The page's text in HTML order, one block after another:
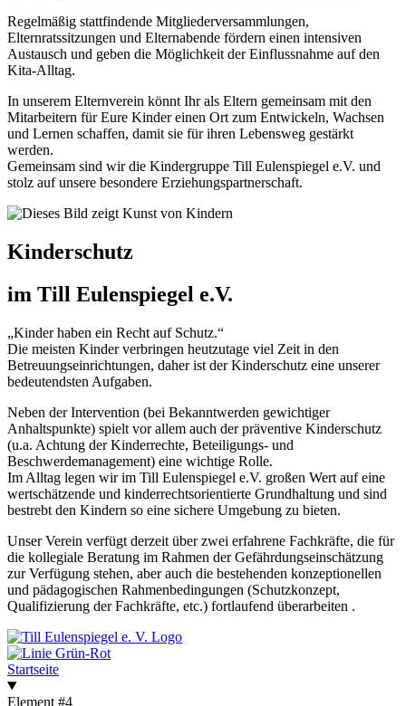
Regelmäßig stattfindende Mit­glied­er­ver­samm­lungen,
Elternratssitzungen und Elternabende fördern einen intensiven
Austausch und geben die Möglichkeit der Einflussnahme auf den
Kita-Alltag.
In unserem Elternverein könnt Ihr als Eltern gemeinsam mit den
Mitarbeitern für Eure Kinder einen Ort zum Entwickeln, Wachsen
und Lernen schaffen, damit sie für ihren Lebensweg gestärkt
werden.
Gemeinsam sind wir die Kindergruppe Till Eulenspiegel e.V. und
stolz auf unsere besondere Erziehungspartnerschaft.
Kinderschutz
im Till Eulenspiegel e.V.
„Kinder haben ein Recht auf Schutz.“
Die meisten Kinder verbringen heutzutage viel Zeit in den
Betreuungseinrichtungen, daher ist der Kinderschutz eine unserer
bedeutendsten Aufgaben.
Neben der Intervention (bei Bekanntwerden gewichtiger
Anhaltspunkte) spielt vor allem auch der präventive Kinderschutz
(u.a. Achtung der Kinderrechte, Beteiligungs- und
Beschwerdemanagement) eine wichtige Rolle.
Im Alltag legen wir im Till Eulenspiegel e.V. großen Wert auf eine
wertschätzende und kinderrechtsorientierte Grundhaltung und sind
bestrebt den Kindern so eine sichere Umgebung zu bieten.
Unser Verein verfügt derzeit über zwei erfahrene Fachkräfte, die für
die kollegiale Beratung im Rahmen der Gefähr­dungs­ein­schätzung
zur Verfügung stehen, aber auch die bestehenden konzeptionellen
und pädagogischen Rahmen­bedingungen (Schutzkonzept,
Qualifizierung der Fachkräfte, etc.) fortlaufend überarbeiten .
Startseite
Element #4